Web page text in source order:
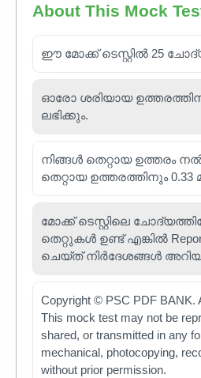
About This Mock
ഈ മോക്ക് ടെസ്റ്റിൽ 25
ഓരോ ശരിയായ
ലഭിക്കും.
നിങ്ങൾ തെറ്റായ ഉത്തരം
തെറ്റായ ഉത്തരത്തിനും 0.33
മോക്ക് ടെസ്റ്റിലെ
തെറ്റുകൾ ഉണ്ട് എങ്കിൽ
ചെയ്ത് നിർദേശങ്ങൾ
Copyright © PSC PDF BANK.
This mock test may not be
shared, or transmitted in any
mechanical, photocopying,
without prior permission.